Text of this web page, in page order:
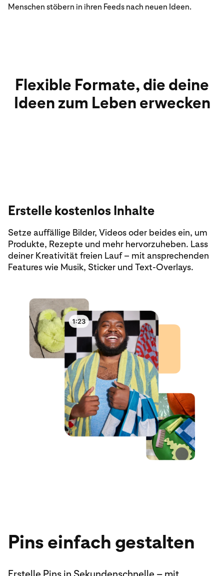
Menschen stöbern in ihren Feeds nach neuen Ideen.
Flexible Formate, die deine
Ideen zum Leben erwecken
Erstelle kostenlos Inhalte
Setze auffällige Bilder, Videos oder beides ein, um
Produkte, Rezepte und mehr hervorzuheben. Lass
deiner Kreativität freien Lauf – mit ansprechenden
Features wie Musik, Sticker und Text-Overlays.
Zahle, um deine Pins zu bewerben
Erziele starke Geschäftsergebnisse mitPinterest
Ads. Du kannst aus flexiblen Anzeigenformaten
wählen und Kampagnen für jedes
Unternehmensziel schalten.
Pins einfach gestalten